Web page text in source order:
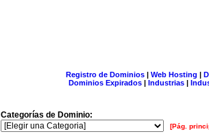
Registro de Dominios| Web Hosting |
Dominios Expirados | Industrias |
Categorías de Dominio:
[Pág.